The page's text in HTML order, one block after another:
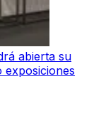
abierta su